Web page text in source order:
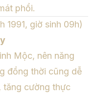
phổi.
1991, giờ sinh 09h)
Mộc, nên năng
đồng thời cũng dễ
tăng cường thực